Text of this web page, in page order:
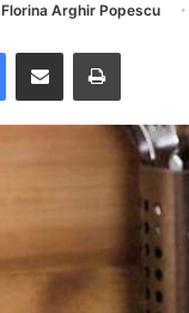
Florina Arghir Popescu
FacebookDistribuie prin e-mail Imprimare